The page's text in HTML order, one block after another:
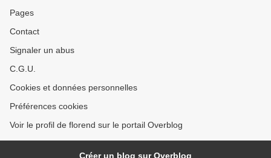
Pages
Contact
Signaler un abus
C.G.U.
Cookies et données personnelles
Préférences cookies
Voir le profil de florend sur le portail Overblog
Créer un blog sur Overblog